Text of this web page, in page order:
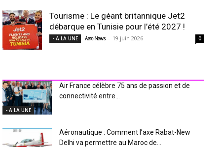
Tourisme : Le géant britannique Jet2
débarque en Tunisie pour l’été 2027 !
- A LA UNE Aero News - 19 juin 2026 0
- A LA UNE
Air France célèbre 75 ans de passion et de
connectivité entre...
Aéronautique : Comment l’axe Rabat-New
Delhi va permettre au Maroc de...